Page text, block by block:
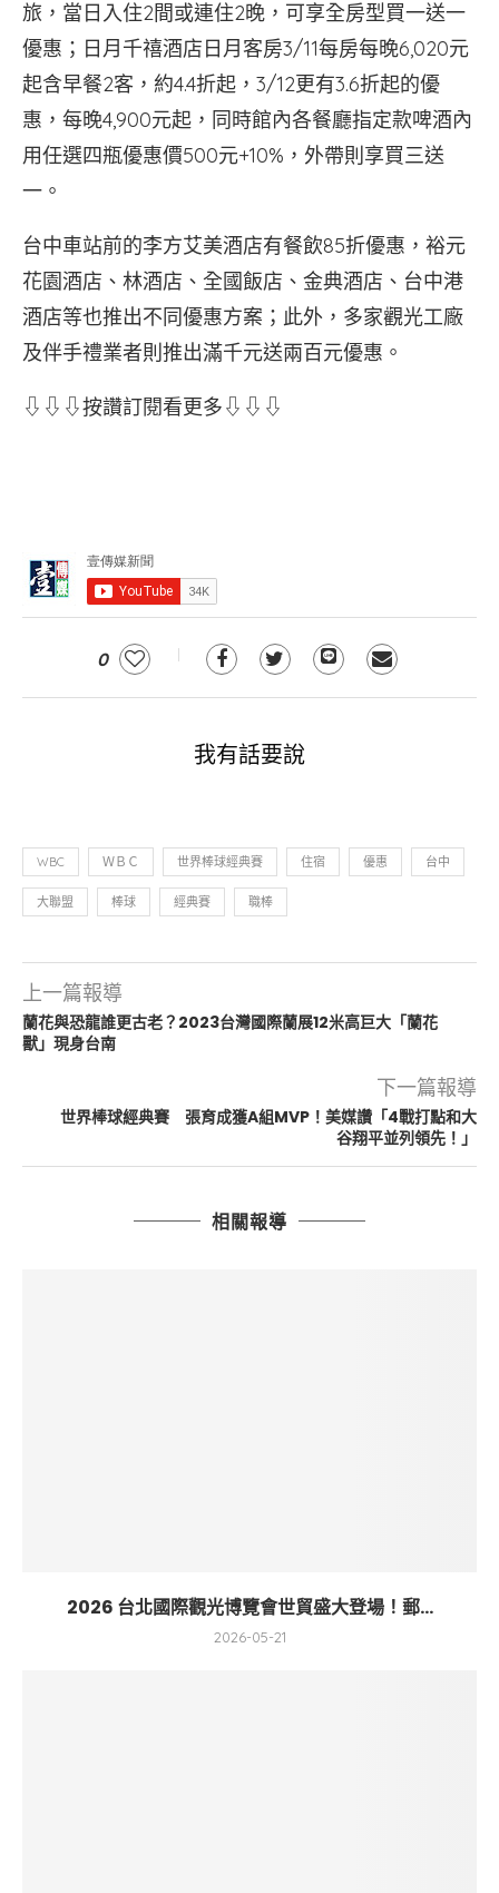
旅，當日入住2間或連住2晚，可享全房型買一送一
優惠；日月千禧酒店日月客房3/11每房每晚6,020元
起含早餐2客，約4.4折起，3/12更有3.6折起的優
惠，每晚4,900元起，同時館內各餐廳指定款啤酒內
用任選四瓶優惠價500元+10%，外帶則享買三送
一。
台中車站前的李方艾美酒店有餐飲85折優惠，裕元
花園酒店、林酒店、全國飯店、金典酒店、台中港
酒店等也推出不同優惠方案；此外，多家觀光工廠
及伴手禮業者則推出滿千元送兩百元優惠。
⇩⇩⇩按讚訂閱看更多⇩⇩⇩
0
我有話要說
WBC ＷＢＣ 世界棒球經典賽 住宿 優惠 台中
大聯盟 棒球 經典賽 職棒
上一篇報導
蘭花與恐龍誰更古老？2023台灣國際蘭展12米高巨大「蘭花
獸」現身台南
下一篇報導
世界棒球經典賽 張育成獲A組MVP！美媒讚「4戰打點和大
谷翔平並列領先！」
相關報導
2026 台北國際觀光博覽會世貿盛大登場！郵...
2026-05-21